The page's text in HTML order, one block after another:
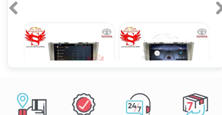
مانیتور فابریک تویوتا کمری Toyota Camry فولتاچ مدل T3L
۱۲,۹۰۰,۰۰۰ تومان
مانیتور فابریک اندروید خودروی تویوتا کمری2006-2008 برند ویستا VISTA مدل TSX-1032
۱۶,۹۹۰,۰۰۰ تومان